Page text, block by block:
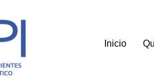
Inicio